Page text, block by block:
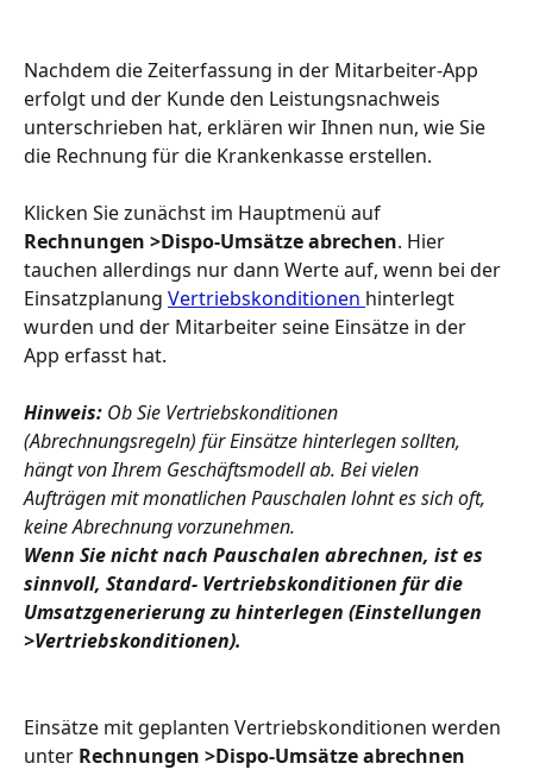
Nachdem die Zeiterfassung in der Mitarbeiter-App
erfolgt und der Kunde den Leistungsnachweis
unterschrieben hat, erklären wir Ihnen nun, wie Sie
die Rechnung für die Krankenkasse erstellen.
Klicken Sie zunächst im Hauptmenü auf
Rechnungen >Dispo-Umsätzeabrechen. Hier
tauchen allerdings nur dann Werte auf, wenn bei der
Einsatzplanung Vertriebskonditionen hinterlegt
wurden und der Mitarbeiter seine Einsätze in der
App erfasst hat.
Hinweis: Ob Sie Vertriebskonditionen
(Abrechnungsregeln) für Einsätze hinterlegen sollten,
hängt von Ihrem Geschäftsmodell ab. Bei vielen
Aufträgen mit monatlichen Pauschalen lohnt es sich oft,
keine Abrechnung vorzunehmen.
Wenn Sie nicht nach Pauschalen abrechnen, ist es
sinnvoll, Standard- Vertriebskonditionen für die
Umsatzgenerierung zu hinterlegen (Einstellungen
>Vertriebskonditionen).
Einsätze mit geplanten Vertriebskonditionen werden
unter Rechnungen >Dispo-Umsätze abrechnen